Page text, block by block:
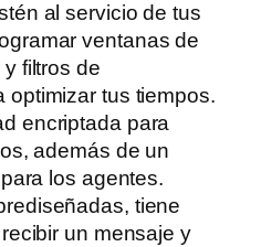
al servicio de tus
ventanas de
filtros de
optimizar tus tiempos.
encriptada para
además de un
los agentes.
tiene
un mensaje y